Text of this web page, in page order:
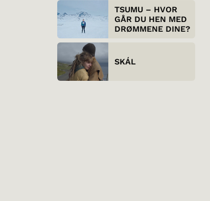
TSUMU – HVOR
GÅR DU HEN MED
DRØMMENE DINE?
SKÁL